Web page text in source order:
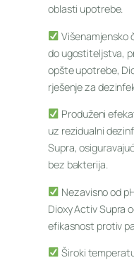
oblasti upotrebe.
Višenamjensko
do ugostiteljstva,
opšte upotrebe,
rješenje za
Produženi
uz rezidualni
Supra,
bez bakterija.
Nezavisno od
Dioxy Activ Supra
efikasnost protiv
Široki